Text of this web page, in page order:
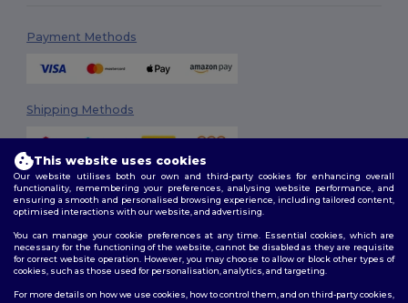
Payment Methods
Shipping Methods
Follow Us
This website uses cookies
Our website utilises both our own and third-party cookies for enhancing overall
functionality, remembering your preferences, analysing website performance, and
ensuring a smooth and personalised browsing experience, including tailored content,
optimised interactions with our website, and advertising.
You can manage your cookie preferences at any time. Essential cookies, which are
necessary for the functioning of the website, cannot be disabled as they are requisite
for correct website operation. However, you may choose to allow or block other types of
cookies, such as those used for personalisation, analytics, and targeting.
For more details on how we use cookies, how to control them, and on third-party cookies,